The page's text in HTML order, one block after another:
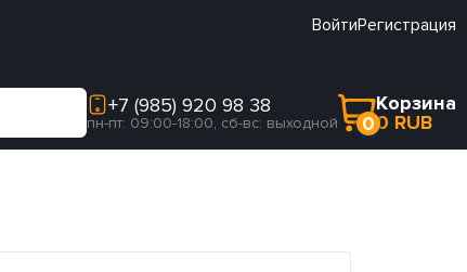
ВойтиРегистрация
+7 (985) 920 98 38
пн-пт: 09:00-18:00, сб-вс: выходной 0
Корзина
0 RUB